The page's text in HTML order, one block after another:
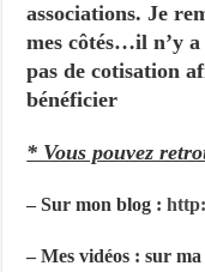
associations. Je
mes côtés…il n’y
pas de cotisation
bénéficier
* Vous pouvez
– Sur mon blog :
– Mes vidéos : sur